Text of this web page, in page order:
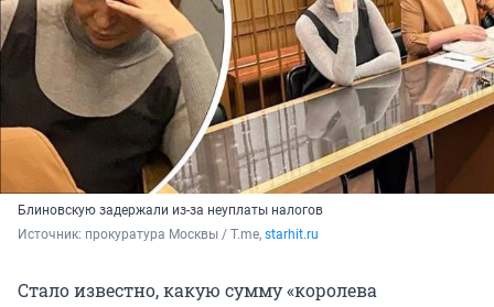
Блиновскую задержали из-за неуплаты налогов
Источник: прокуратура Москвы / Т.me, starhit.ru
Стало известно, какую сумму «королева